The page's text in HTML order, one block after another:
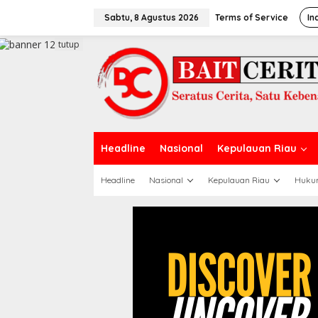
a
Sabtu, 8 Agustus 2026 Terms of Service
Headline Nasional Kepulauan Riau
Headline Nasional Kepulauan Riau
tutup